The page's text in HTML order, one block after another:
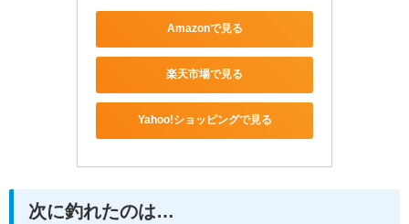
Amazonで見る
楽天市場で見る
Yahoo!ショッピングで見る
次に釣れたのは…